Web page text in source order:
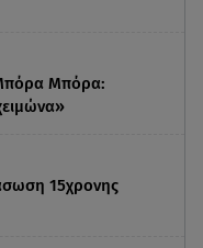
Μπόρα:
15χρονης